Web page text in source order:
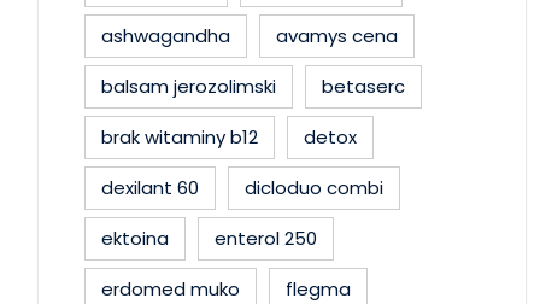
ashwagandha
avamys cena
balsam jerozolimski
betaserc
brak witaminy b12
detox
dexilant 60
dicloduo combi
ektoina
enterol 250
erdomed muko
flegma